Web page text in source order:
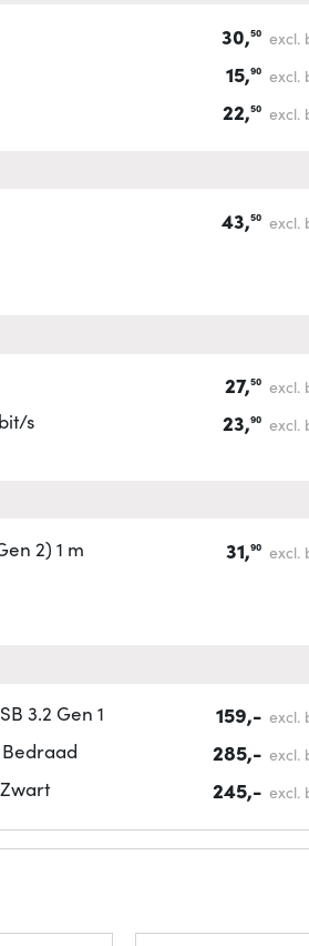
30,50 excl.
15,90 excl.
22,50 excl.
43,50 excl.
27,50 excl.
s 23,90 excl.
2) 1 m 31,90 excl.
3.2 Gen 1 159,- excl.
285,- excl.
245,- excl.